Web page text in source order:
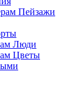
Пейзажи
Люди
Цветы